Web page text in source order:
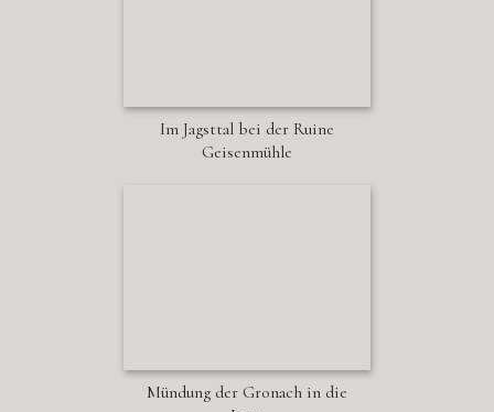
Im Jagsttal bei der Ruine
Geisenmühle
Mündung der Gronach in die